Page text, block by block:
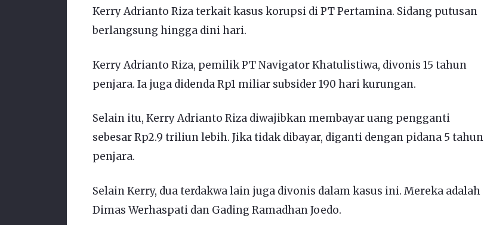
Kerry Adrianto Riza terkait kasus korupsi di PT Pertamina. Sidang putusan
berlangsung hingga dini hari.
Kerry Adrianto Riza, pemilik PT Navigator Khatulistiwa, divonis 15 tahun
penjara. Ia juga didenda Rp1 miliar subsider 190 hari kurungan.
Selain itu, Kerry Adrianto Riza diwajibkan membayar uang pengganti
sebesar Rp2.9 triliun lebih. Jika tidak dibayar, diganti dengan pidana 5 tahun
penjara.
Selain Kerry, dua terdakwa lain juga divonis dalam kasus ini. Mereka adalah
Dimas Werhaspati dan Gading Ramadhan Joedo.